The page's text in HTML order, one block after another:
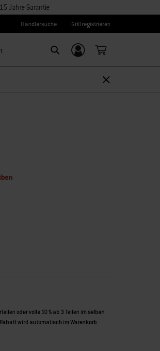
Jahre Garantie
Händlersuche Grill registrieren
Einloggen/
Weber-ID
oder volle 10 % ab 3 Teilen im selben
wird automatisch im Warenkorb